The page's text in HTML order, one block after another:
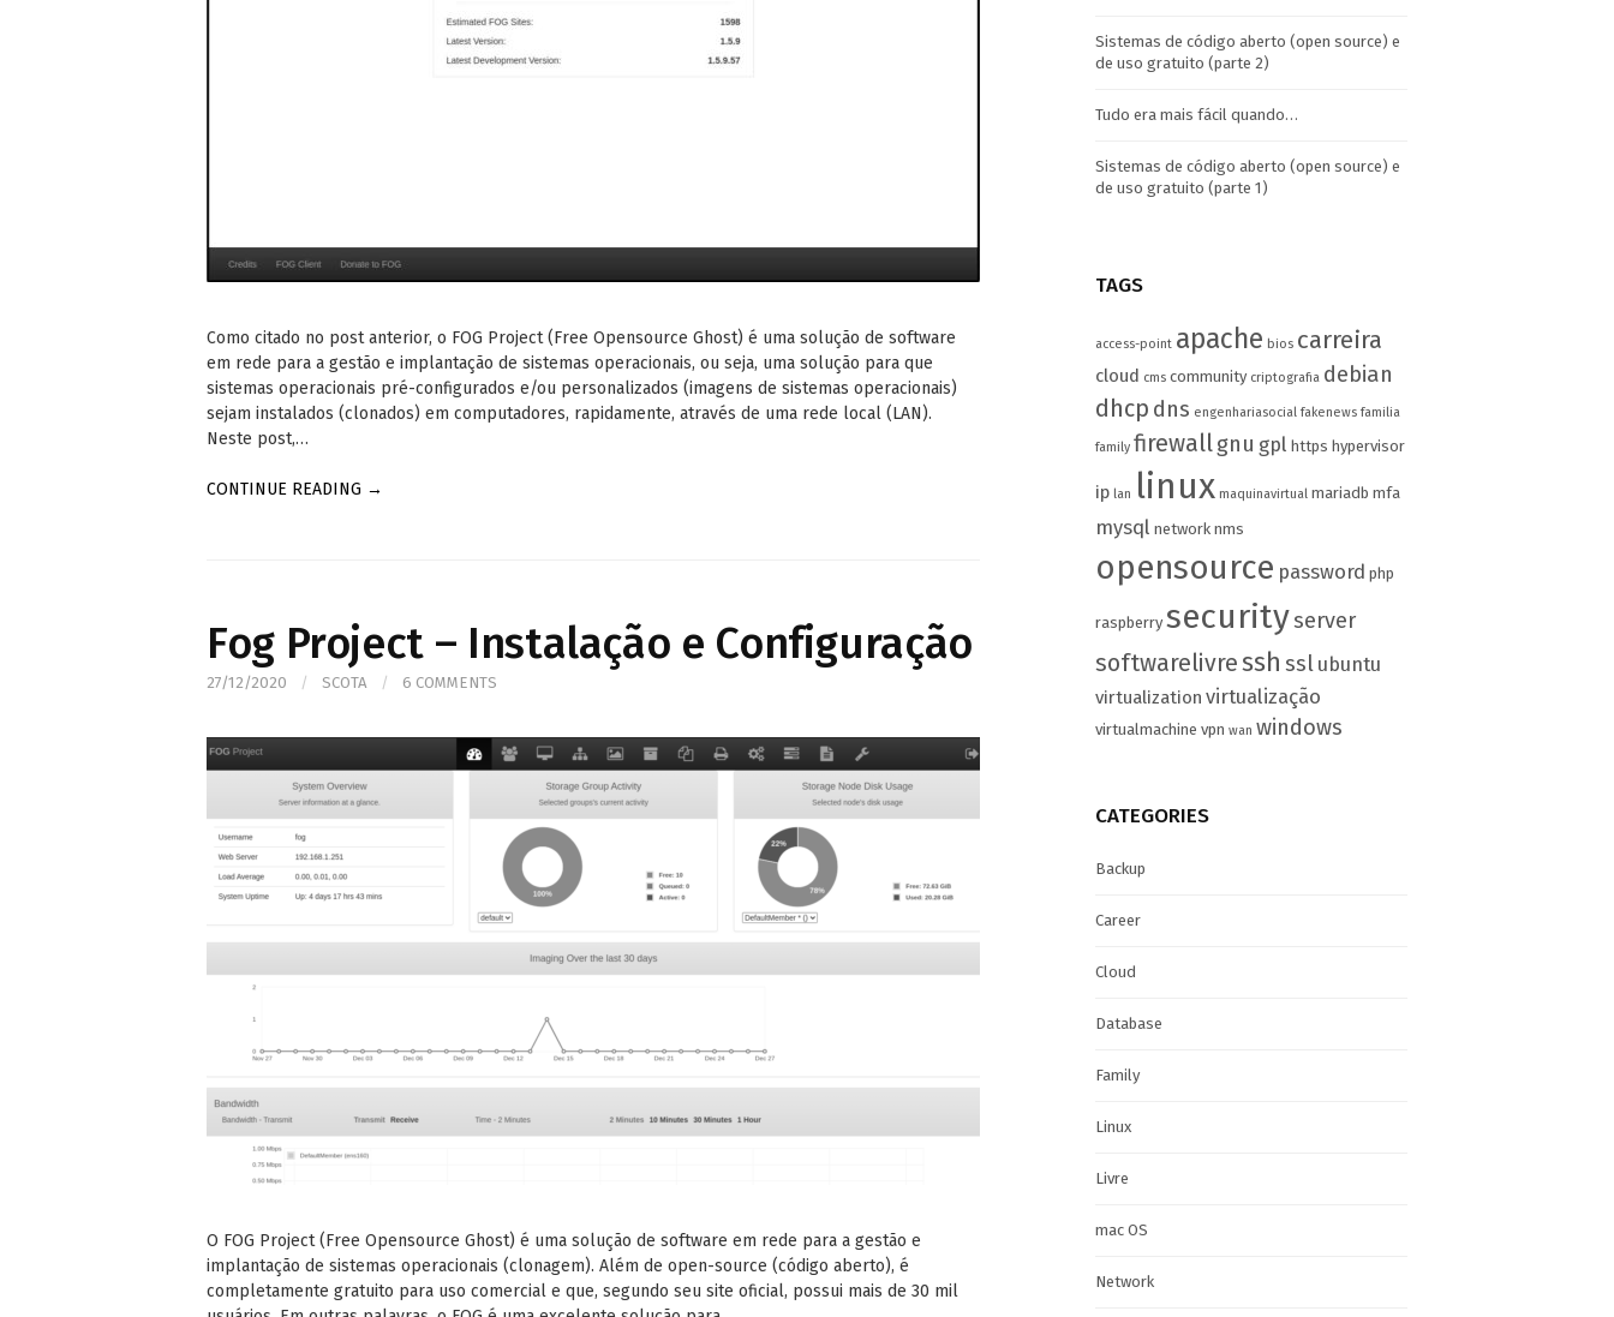
Como citado no post anterior, o FOG Project (Free Opensource Ghost) é uma solução de software
em rede para a gestão e implantação de sistemas operacionais, ou seja, uma solução para que
sistemas operacionais pré-configurados e/ou personalizados (imagens de sistemas operacionais)
sejam instalados (clonados) em computadores, rapidamente, através de uma rede local (LAN).
Neste post,…
CONTINUE READING →
Fog Project – Instalação e Configuração
27/12/2020 / SCOTA / 6 COMMENTS
O FOG Project (Free Opensource Ghost) é uma solução de software em rede para a gestão e
implantação de sistemas operacionais (clonagem). Além de open-source (código aberto), é
completamente gratuito para uso comercial e que, segundo seu site oficial, possui mais de 30 mil
Sistemas de código aberto (open source) e
de uso gratuito (parte 2)
Tudo era mais fácil quando…
Sistemas de código aberto (open source) e
de uso gratuito (parte 1)
TAGS
access-point apache bios carreira
cloud cms community criptografia debian
dhcp dns engenhariasocial fakenews familia
family firewallgnu gpl https hypervisor
ip lan linux maquinavirtual mariadb mfa
mysql network nms
opensource password php
raspberry securityserver
softwarelivressh ssl ubuntu
virtualization virtualização
virtualmachine vpn wan windows
CATEGORIES
Backup
Career
Cloud
Database
Family
Linux
Livre
mac OS
Network